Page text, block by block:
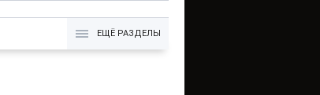
ЕЩЁ РАЗДЕЛЫ